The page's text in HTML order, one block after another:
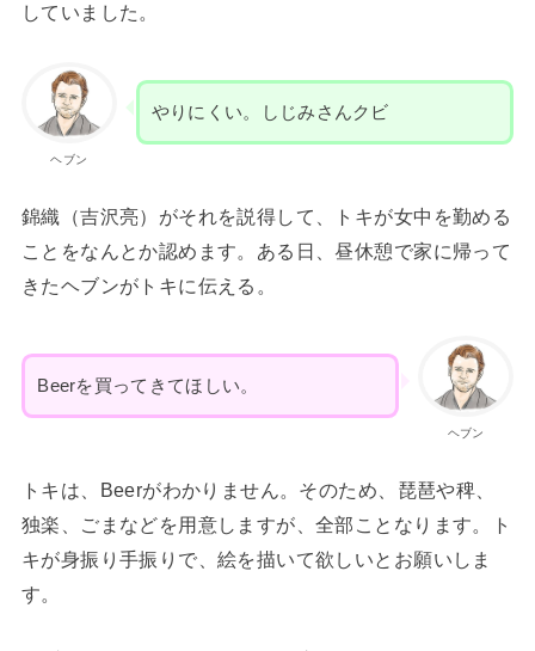
していました。
ヘブン
やりにくい。しじみさんクビ
錦織（吉沢亮）がそれを説得して、トキが女中を勤める
ことをなんとか認めます。ある日、昼休憩で家に帰って
きたヘブンがトキに伝える。
ヘブン
Beerを買ってきてほしい。
トキは、Beerがわかりません。そのため、琵琶や稗、
独楽、ごまなどを用意しますが、全部ことなります。ト
キが身振り手振りで、絵を描いて欲しいとお願いしま
す。